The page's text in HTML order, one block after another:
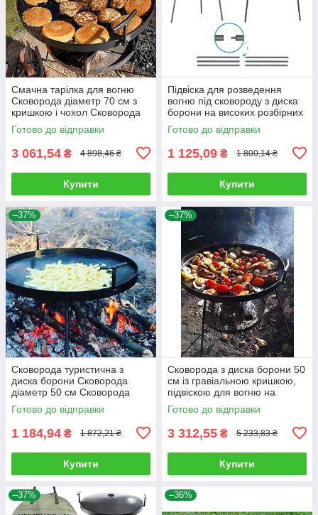
Смачна тарілка для вогню
Сковорода діаметр 70 см з
кришкою і чохол Сковорода
мангал із диска борони
Готово до відправки
3 061,54 ₴ 4 898,46 ₴
Купити
Підвіска для розведення
вогню під сковороду з диска
борони на високих розбірних
ніжках полум'я підвіска
Готово до відправки
1 125,09 ₴ 1 800,14 ₴
Купити
–37%
Сковорода туристична з
диска борони Сковорода
діаметр 50 см Сковорода
мангал із диска борони
Готово до відправки
1 184,94 ₴ 1 872,21 ₴
Купити
–37%
Сковорода з диска борони 50
см із гравіальною кришкою,
підвіскою для вогню на
ніжках і чохлом у комплекті
Готово до відправки
3 312,55 ₴ 5 233,83 ₴
Купити
–37% –36%